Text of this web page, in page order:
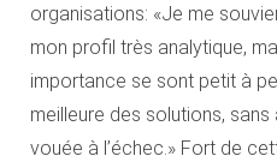
organisations: «Je me
mon profil très analytique,
importance se sont petit à
meilleure des solutions,
vouée à l’échec.» Fort de